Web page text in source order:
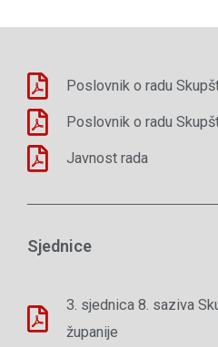
Poslovnik o radu
Poslovnik o radu
Javnost rada
Sjednice
3. sjednica 8. saziva
županije